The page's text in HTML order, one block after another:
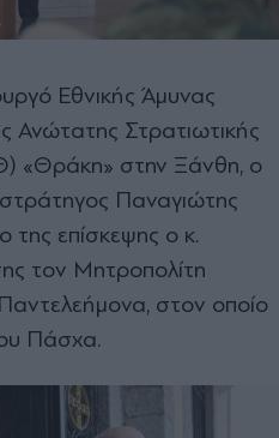
Εθνικής Άμυνας
Ανώτατης Στρατιωτικής
«Θράκη» στην Ξάνθη, ο
Παναγιώτης
της επίσκεψης ο κ.
τον Μητροπολίτη
στον οποίο
Πάσχα.